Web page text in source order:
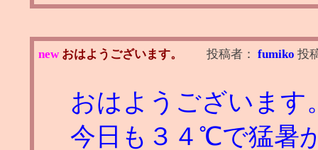
new おはようございます。 投稿者： fumiko 投
おはようございます
今日も３４℃で猛暑